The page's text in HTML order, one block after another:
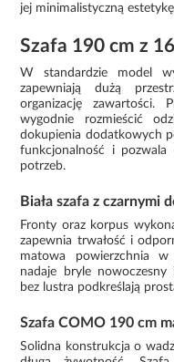
jej minimalistyczną
Szafa 190 cm z
W standardzie model
zapewniają dużą
organizację zawartości.
wygodnie rozmieścić
dokupienia dodatkowych
funkcjonalność i pozwala
potrzeb.
Biała szafa z czarnymi
Fronty oraz korpus
zapewnia trwałość i
matowa powierzchnia w
nadaje bryle
bez lustra podkreślają
Szafa COMO 190 cm
Solidna konstrukcja o